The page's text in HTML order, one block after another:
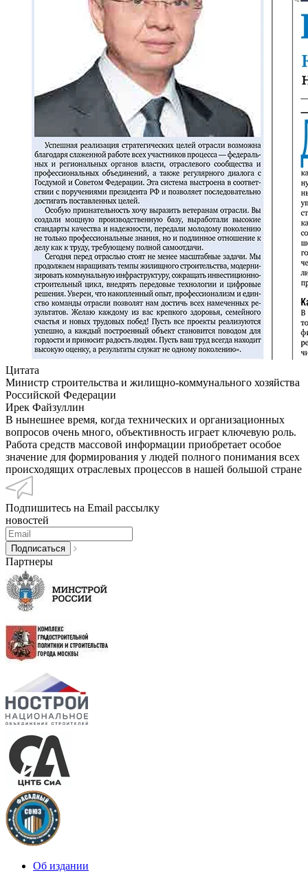
Цитата
Министр строительства и жилищно-коммунального хозяйства
Российской Федерации
Ирек Файзуллин
В нынешнее время, когда технических и организационных
вопросов очень много, объективность играет ключевую роль.
Работа средств массовой информации приобретает особое
значение для формирования у людей полного понимания всех
происходящих отраслевых процессов в нашей большой стране
Подпишитесь на Email рассылку
новостей
Партнеры
Об издании